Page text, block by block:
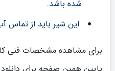
شده باشد.
این شیر باید از تماس
برای مشاهده مشخصات فنی